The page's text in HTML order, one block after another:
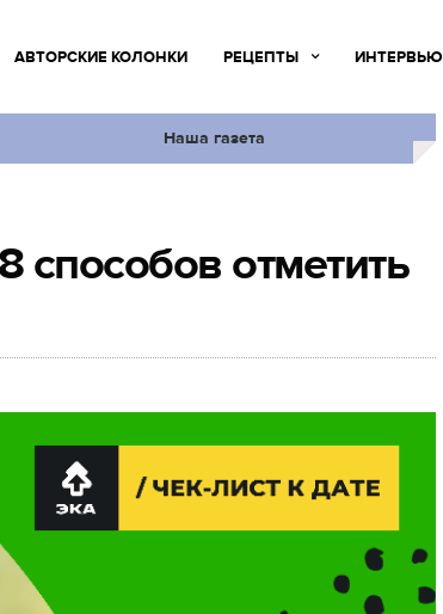
АВТОРСКИЕ КОЛОНКИ РЕЦЕПТЫ ИНТЕРВЬЮ
Наша газета
способов отметить